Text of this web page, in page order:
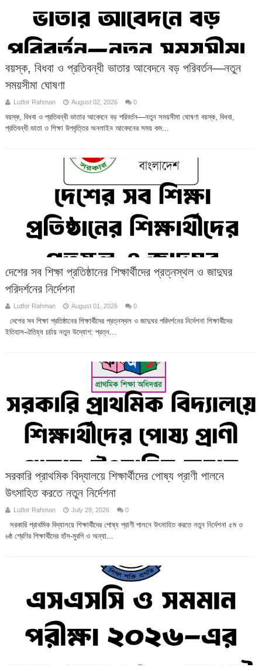
বয়স্ক, বিধবা ও প্রতিবন্ধী ভাতার আবেদনে বড় পরিবর্তন—নতুন
সময়সীমা ঘোষণা
Lutfor Rahman August 02, 2026 0
বয়স্ক, বিধবা ও প্রতিবন্ধী ভাতার আবেদনে বড় পরিবর্তন—নতুন সময়সীমা ঘোষণা বয়স্ক, বিধবা,
প্রতিবন্ধী ভাতা ও শিক্ষা উপবৃত্তির অনলাইন আবেদনের সময় কম...
দেশের সব শিক্ষা প্রতিষ্ঠানের শিক্ষার্থীদের প্রত্নস্থল ও জাদুঘর
পরিদর্শনের নির্দেশনা
Lutfor Rahman August 01, 2026 0
দেশের সব শিক্ষা প্রতিষ্ঠানের শিক্ষার্থীদের প্রত্নস্থল ও জাদুঘর পরিদর্শনের নির্দেশনা শিক্ষার্থীদের
ইতিহাস-ঐতিহ্য চর্চায় নতুন উদ্যোগ: প্রত্ন...
সরকারি প্রাথমিক বিদ্যালয়ে শিক্ষার্থীদের পোষ্য প্রাণী পালনে
উৎসাহিত করতে নতুন নির্দেশনা
Lutfor Rahman July 29, 2026 0
সরকারি প্রাথমিক বিদ্যালয়ে শিক্ষার্থীদের পোষ্য প্রাণী পালনে উৎসাহিত করতে নতুন নির্দেশনা ৫ম ও
৬ষ্ঠ শ্রেণির শিক্ষার্থীদের হাঁস-মুরগি ও অন্যা...